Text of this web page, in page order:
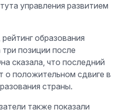
управления развитием
образования
позиции после
сказала, что последний
о положительном сдвиге в
страны.
также показали